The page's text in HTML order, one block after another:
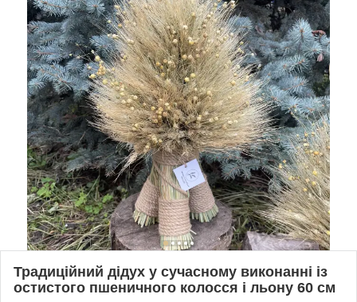
Традиційний дідух у сучасному виконанні із
остистого пшеничного колосся і льону 60 см